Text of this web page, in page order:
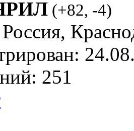
(+82, -4)
251